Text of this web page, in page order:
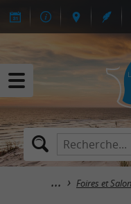
Foires et